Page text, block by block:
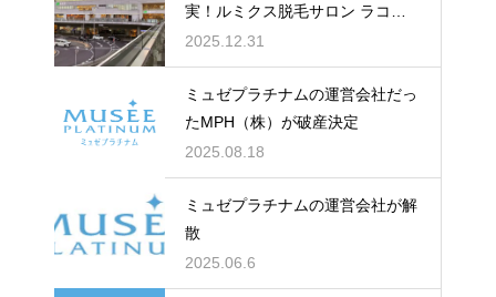
実！ルミクス脱毛サロン ラココ
高崎オーパ店のレビュー＆評判
2025.12.31
ミュゼプラチナムの運営会社だっ
たMPH（株）が破産決定
2025.08.18
ミュゼプラチナムの運営会社が解
散
2025.06.6